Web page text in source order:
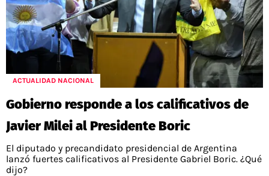
ACTUALIDAD NACIONAL
Gobierno responde a los calificativos de
Javier Milei al Presidente Boric
El diputado y precandidato presidencial de Argentina
lanzó fuertes calificativos al Presidente Gabriel Boric. ¿Qué
dijo?